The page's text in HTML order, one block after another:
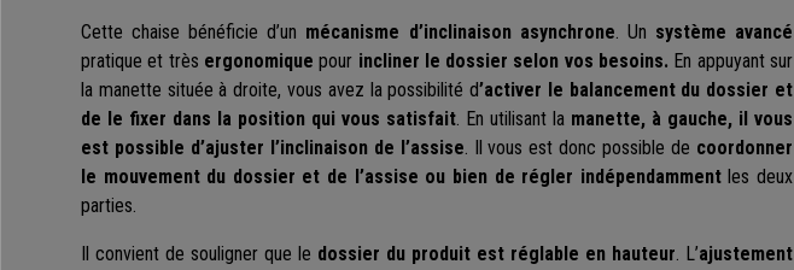
Cette chaise bénéficie d’un mécanisme d’inclinaison asynchrone. Un système avancé
pratique et très ergonomique pour incliner le dossier selon vos besoins. En appuyant sur
la manette située à droite, vous avez la possibilité d’activer le balancement du dossier et
de le fixer dans la position qui vous satisfait. En utilisant la manette, à gauche, il vous
est possible d’ajuster l’inclinaison de l’assise. Il vous est donc possible de coordonner
le mouvement du dossier et de l’assise ou bien de régler indépendammentles deux
parties.
Il convient de souligner que le dossier du produit est réglable en hauteur. L’ajustement